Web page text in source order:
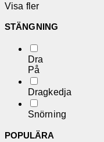
Visa fler
STÄNGNING
Dra
På
Dragkedja
Snörning
POPULÄRA